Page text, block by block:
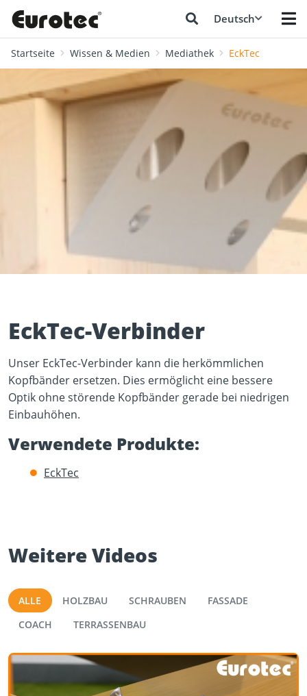
Deutsch
Startseite Wissen & Medien Mediathek EckTec
Play Video
YouTube content loads after clicking.
EckTec-Verbinder
Unser EckTec-Verbinder kann die herkömmlichen
Kopfbänder ersetzen. Dies ermöglicht eine bessere
Optik ohne störende Kopfbänder gerade bei niedrigen
Einbauhöhen.
Verwendete Produkte:
EckTec
Weitere Videos
ALLE HOLZBAU SCHRAUBEN
FASSADE
COACH
TERRASSENBAU